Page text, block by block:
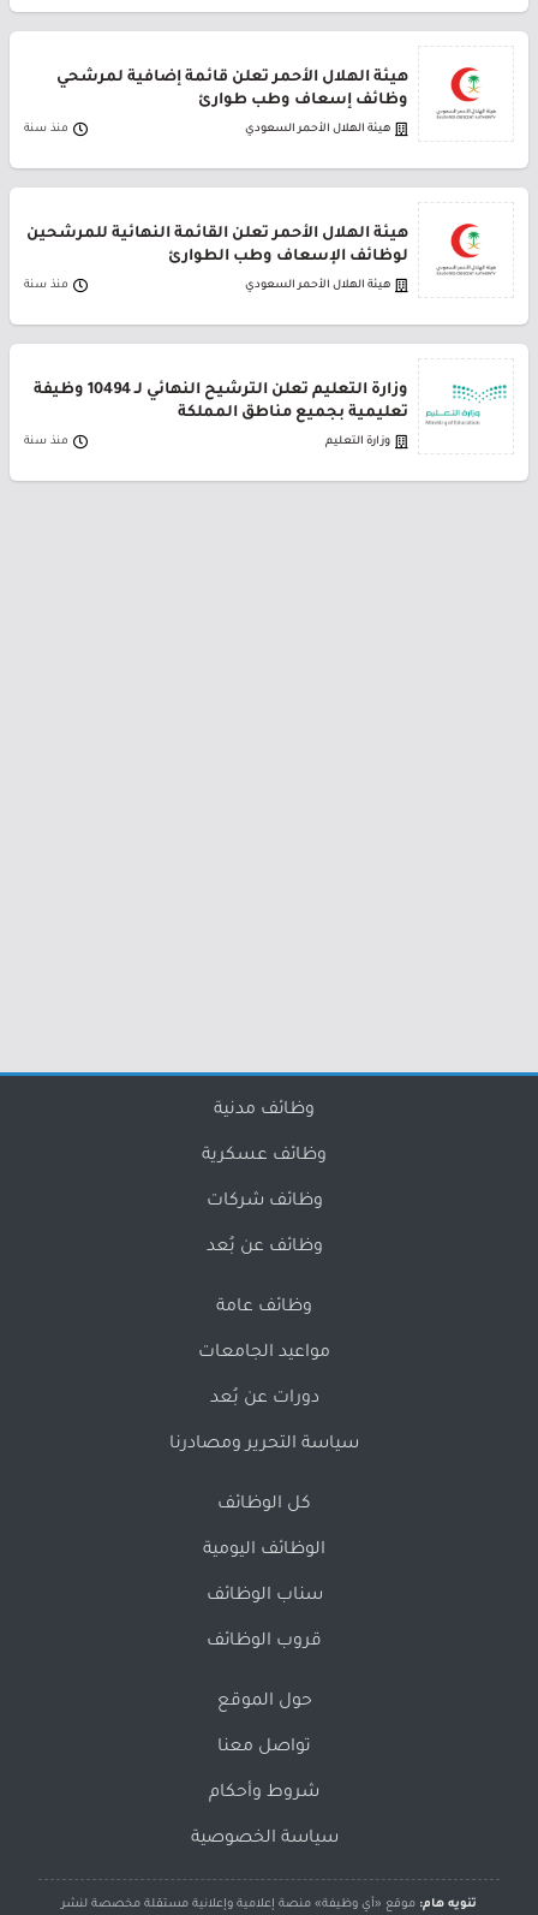
هيئة الهلال الأحمر تعلن قائمة إضافية لمرشحي
وظائف إسعاف وطب طوارئ
هيئة الهلال الأحمر السعودي منذ سنة
هيئة الهلال الأحمر تعلن القائمة النهائية للمرشحين
لوظائف الإسعاف وطب الطوارئ
هيئة الهلال الأحمر السعودي منذ سنة
وزارة التعليم تعلن الترشيح النهائي لـ 10494 وظيفة
تعليمية بجميع مناطق المملكة
وزارة التعليم منذ سنة
وظائف مدنية
وظائف عسكرية
وظائف شركات
وظائف عن بُعد
وظائف عامة
مواعيد الجامعات
دورات عن بُعد
سياسة التحرير ومصادرنا
كل الوظائف
الوظائف اليومية
سناب الوظائف
قروب الوظائف
حول الموقع
تواصل معنا
شروط وأحكام
سياسة الخصوصية
تنويه هام: موقع «أي وظيفة» منصة إعلامية وإعلانية مستقلة مخصصة لنشر